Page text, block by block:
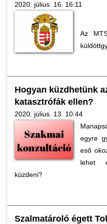
2020. július. 16. 16:11
Az
Hogyan küzdhetünk
katasztrófák ellen?
2020. július. 13. 10:44
egyre
eső
lehet
küzdeni?
Szalmatároló égett